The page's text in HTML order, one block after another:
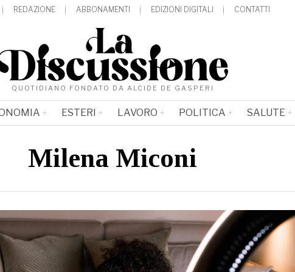
REDAZIONE ABBONAMENTI EDIZIONI DIGITALI CONTATTI
QUOTIDIANO FONDATO DA ALCIDE DE GASPERI
ESTERI LAVORO POLITICA SALUTE
Milena Miconi